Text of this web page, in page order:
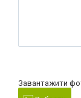
Завантажити